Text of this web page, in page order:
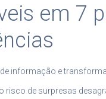
em 7
informação e
de surpresas